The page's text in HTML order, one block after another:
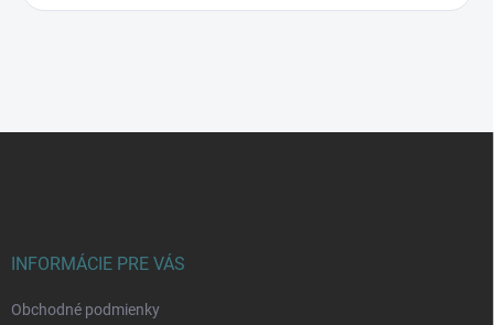
INFORMÁCIE PRE VÁS
Obchodné podmienky